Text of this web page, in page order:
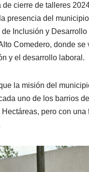
de cierre de talleres
presencia del
de Inclusión y
Comedero, donde
y el desarrollo laboral.
la misión del
uno de los barrios
pero con